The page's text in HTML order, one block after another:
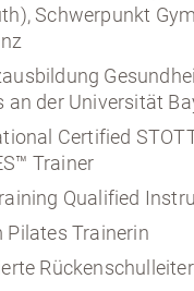
Schwerpunkt
an der Universität
Certified
Trainer
Qualified
Pilates Trainerin